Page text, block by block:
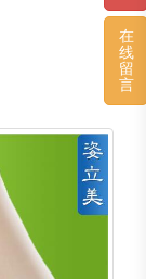
在
线
留
言